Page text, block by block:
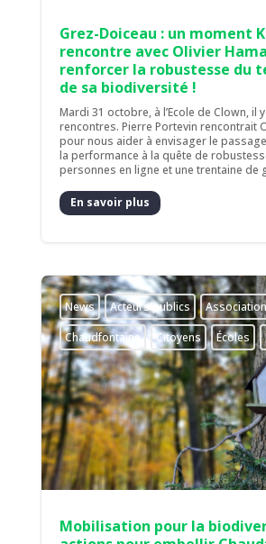
Grez-Doiceau : un moment
rencontre avec Olivier
renforcer la robustesse du
de sa biodiversité !
Mardi 31 octobre, à l’Ecole de Clown, il
rencontres. Pierre Portevin rencontrait
pour nous aider à envisager le
la performance à la quête de
personnes en ligne et une trentaine de
En savoir plus
News Acteurs publics
Chaudfontaine
Citoyens Écoles
Mobilisation pour la